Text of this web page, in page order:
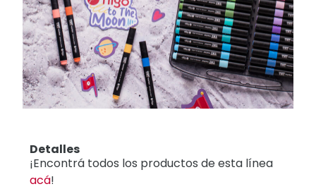
Detalles
¡Encontrá todos los productos de esta línea
acá!